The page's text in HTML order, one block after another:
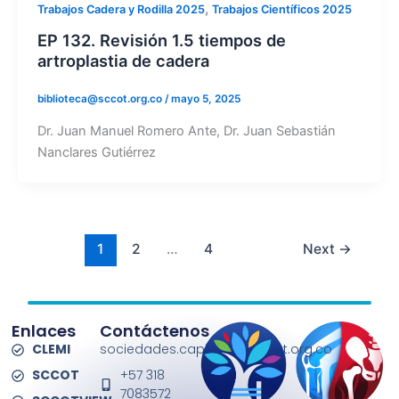
Trabajos Cadera y Rodilla 2025, Trabajos Científicos 2025
EP 132. Revisión 1.5 tiempos de
artroplastia de cadera
biblioteca@sccot.org.co /mayo 5, 2025
Dr. Juan Manuel Romero Ante, Dr. Juan Sebastián
Nanclares Gutiérrez
1 2 … 4 Next →
Enlaces
CLEMI
SCCOT
Contáctenos
sociedades.capitulos@sccot.org.co
+57 318
7083572